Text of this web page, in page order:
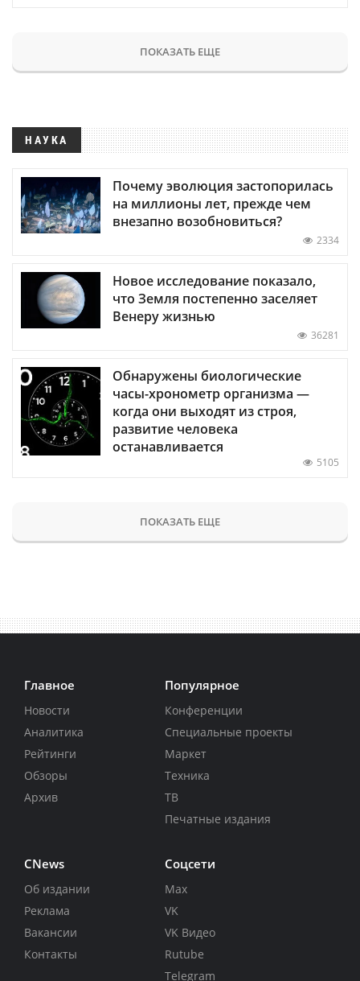
ПОКАЗАТЬ ЕЩЕ
НАУКА
Почему эволюция застопорилась
на миллионы лет, прежде чем
внезапно возобновиться?
2334
Новое исследование показало,
что Земля постепенно заселяет
Венеру жизнью
36281
Обнаружены биологические
часы-хронометр организма —
когда они выходят из строя,
развитие человека
останавливается
5105
ПОКАЗАТЬ ЕЩЕ
Главное
Новости
Аналитика
Рейтинги
Обзоры
Архив
Популярное
Конференции
Специальные проекты
Маркет
Техника
ТВ
Печатные издания
CNews
Об издании
Реклама
Вакансии
Контакты
Соцсети
Max
VK
VK Видео
Rutube
Telegram